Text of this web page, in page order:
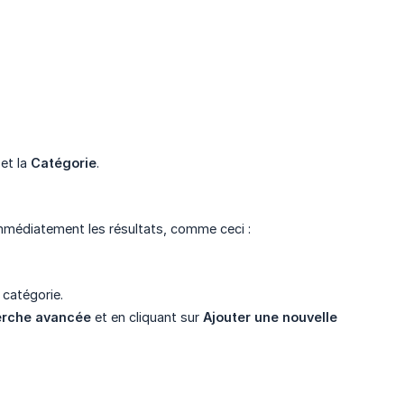
et la Catégorie.
les résultats, comme ceci :
avancée et en cliquant sur Ajouter une nouvelle